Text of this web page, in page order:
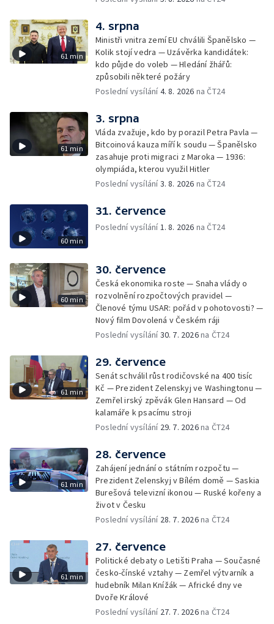
61 min
4. srpna
Ministři vnitra zemí EU chválili Španělsko —
Kolik stojí vedra — Uzávěrka kandidátek:
kdo půjde do voleb — Hledání žhářů:
způsobili některé požáry
Poslední vysílání4. 8. 2026 na ČT24
61 min
3. srpna
Vláda zvažuje, kdo by porazil Petra Pavla —
Bitcoinová kauza míří k soudu — Španělsko
zasahuje proti migraci z Maroka — 1936:
olympiáda, kterou využil Hitler
Poslední vysílání3. 8. 2026 na ČT24
60 min
31. července
Poslední vysílání1. 8. 2026 na ČT24
60 min
30. července
Česká ekonomika roste — Snaha vlády o
rozvolnění rozpočtových pravidel —
Členové týmu USAR: pořád v pohotovosti? —
Nový film Dovolená v Českém ráji
Poslední vysílání30. 7. 2026na ČT24
61 min
29. července
Senát schválil růst rodičovské na 400 tisíc
Kč — Prezident Zelenskyj ve Washingtonu —
Zemřel irský zpěvák Glen Hansard — Od
kalamáře k psacímu stroji
Poslední vysílání 29. 7. 2026na ČT24
61 min
28. července
Zahájení jednání o státním rozpočtu —
Prezident Zelenskyj v Bílém domě — Saskia
Burešová televizní ikonou — Ruské kořeny a
život v Česku
Poslední vysílání 28. 7. 2026na ČT24
61 min
27. července
Politické debaty o Letišti Praha — Současné
česko-čínské vztahy — Zemřel výtvarník a
hudebník Milan Knížák — Africké dny ve
Dvoře Králové
Poslední vysílání 27. 7. 2026na ČT24